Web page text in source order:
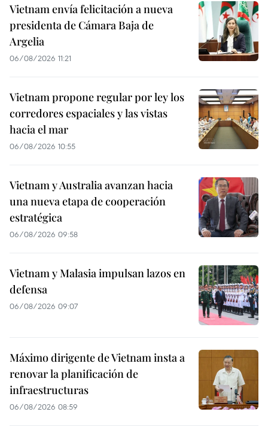
Vietnam envía felicitación a nueva
presidenta de Cámara Baja de
Argelia
06/08/2026 11:21
Vietnam propone regular por ley los
corredores espaciales y las vistas
hacia el mar
06/08/2026 10:55
Vietnam y Australia avanzan hacia
una nueva etapa de cooperación
estratégica
06/08/2026 09:58
Vietnam y Malasia impulsan lazos en
defensa
06/08/2026 09:07
Máximo dirigente de Vietnam insta a
renovar la planificación de
infraestructuras
06/08/2026 08:59